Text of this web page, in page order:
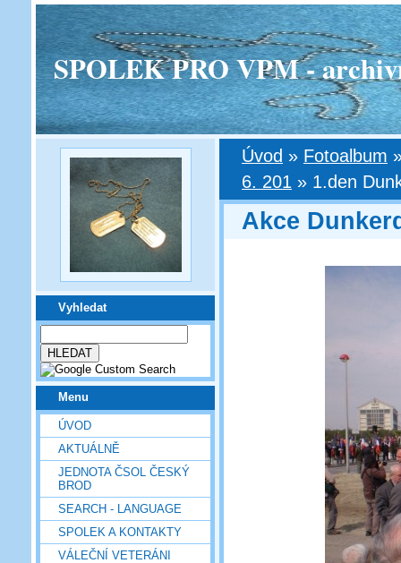
SPOLEK PRO VPM -
Vyhledat
Menu
ÚVOD
AKTUÁLNĚ
JEDNOTA ČSOL ČESKÝ
BROD
SEARCH - LANGUAGE
SPOLEK A KONTAKTY
VÁLEČNÍ VETERÁNI
Úvod » Fotoalbum
6. 201 » 1.den
Akce